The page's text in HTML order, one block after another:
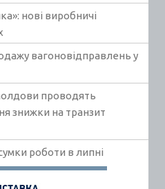
нові виробничі
вагоновідправлень у
проводять
знижки на транзит
роботи в липні